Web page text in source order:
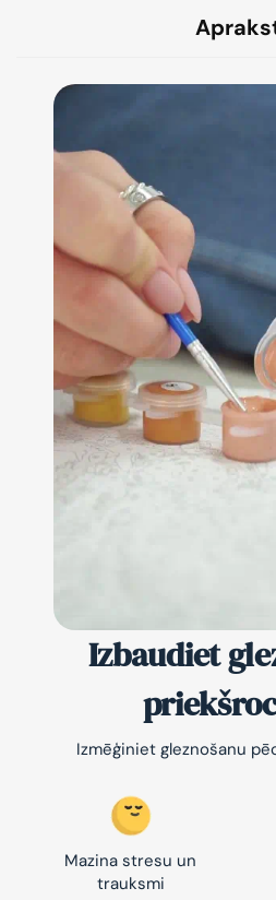
Izbaudiet
Izmēģiniet gleznošanu
Mazina stresu un
trauksmi